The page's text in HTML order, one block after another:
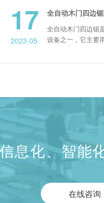
全自动木门四边锯多少钱一台？（全自动木门四边锯价格）
动木门四边锯是木门加工中重要的
之一，它主要用于板材的锯切定
程度更高，能够帮助木门厂家提高
门四边锯的市场价在19万左右。
据也只是一个参考值，...
息化、智能
在线咨询